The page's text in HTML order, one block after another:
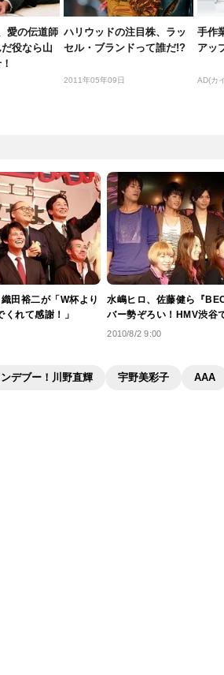
愛の伝道師
役なら山
ハリウッドの注目株、ラッ
セル・ブランドって誰だ!?
2011年05年09日
手作
アッ
AD(カ
織田裕二が「W杯より
くれて感謝！」
水嶋ヒロ、佐藤健ら『
バー勢ぞろい！HMV渋谷
2010/8/2 9:00
デブー！川野直輝 宇野美彩子 AAA